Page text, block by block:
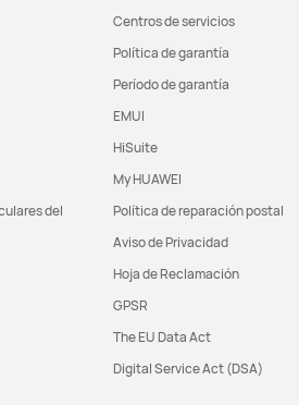
del
Centros de servicios
Política de garantía
Período de garantía
EMUI
HiSuite
My HUAWEI
Política de reparación postal
Aviso de Privacidad
Hoja de Reclamación
GPSR
The EU Data Act
Digital Service Act (DSA)